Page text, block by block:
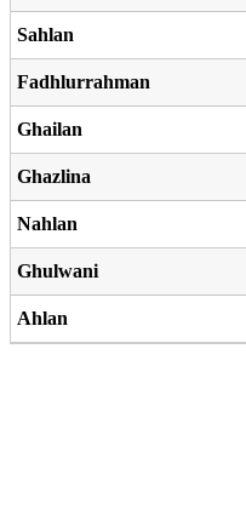
Sahlan
Fadhlurrahman
Ghailan
Ghazlina
Nahlan
Ghulwani
Ahlan